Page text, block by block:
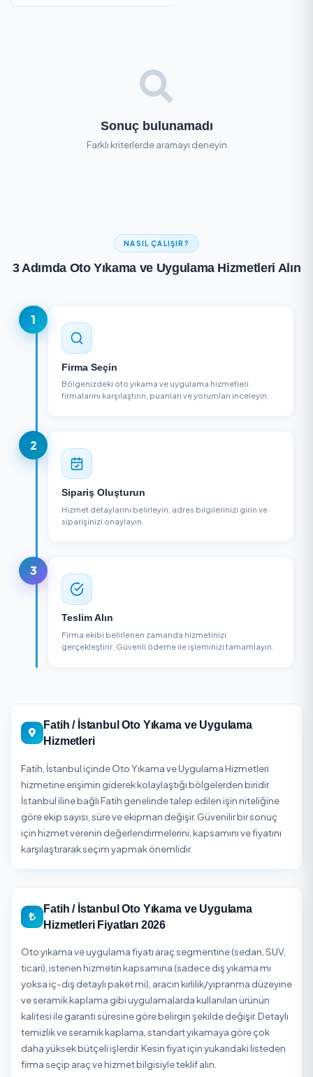
SAATLIK/GÜNLÜK YARDIMCI HIZMET
3 Adımda Oto Yıkama ve Uygulama
Firma Seçin
Bölgenizdeki oto yıkama ve uygulama hizmetleri
firmalarını karşılaştırın, puanları ve yorumları
2
Sipariş Oluşturun
Hizmet detaylarını belirleyin, adres bilgilerinizi girin
3
gerçekleştirir. Güvenli ödeme ile işleminizi
Fatih / İstanbul Oto Yıkama ve Uygulama
Hizmetleri
Fatih, İstanbul içinde Oto Yıkama ve Uygulama
hizmetine erişimin giderek kolaylaştığı bölgelerden